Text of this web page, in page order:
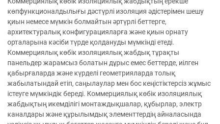
көпфункционалдылығы дәстүрлі изоляция әдістерімен шешу
қиын немесе мүмкін болмайтын әртүрлі беттерге,
архитектуралық конфигурацияларға және қиын орнату
орталарына кәсіби түрде қолдануды мүмкінді етеді.
Коммерциялық көбік изоляциялық жабдық тұрақты
панельдер жарамсыз болатын дұрыс емес беттерде, иілген
қабырғаларда және күрделі геометрияларда толық
жабылатындай етіп, саңылаулар мен бос кеңістіктерсіз жұмыс
істеуге мүмкіндік береді. Коммерциялық көбік изоляциялық
жабдықтың икемділігі монтаждықшалар, құбырлар, электр
каналдары және құрылымдық элементтердің айналасында